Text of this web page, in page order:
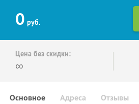
0 руб.
Цена без скидки:
∞
Основное Отзывы
Адреса